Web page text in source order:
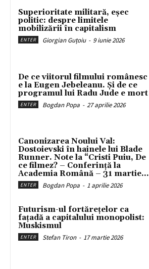
Superioritate militară, eșec
politic: despre limitele
mobilizării în capitalism
ENTER Giorgian Guțoiu - 9 iunie 2026
De ce viitorul filmului românesc
e la Eugen Jebeleanu. Și de ce
programul lui Radu Jude e mort
ENTER Bogdan Popa - 27 aprilie 2026
Canonizarea Noului Val:
Dostoievski în hainele lui Blade
Runner. Note la “Cristi Puiu, De
ce filmez? – Conferință la
Academia Română – 31 martie...
ENTER Bogdan Popa - 1 aprilie 2026
Futurism-ul fortărețelor ca
fațadă a capitalului monopolist:
Muskismul
ENTER Stefan Tiron - 17 martie 2026